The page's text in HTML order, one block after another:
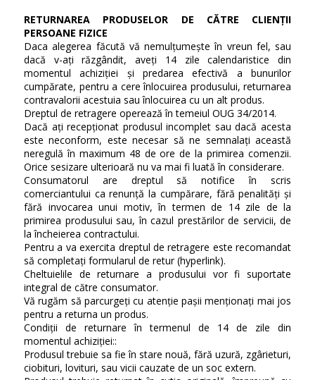
RETURNAREA PRODUSELOR DE CĂTRE CLIENȚII
PERSOANE FIZICE
Daca alegerea făcută vă nemulțumește în vreun fel, sau
dacă v-ați răzgândit, aveți 14 zile calendaristice din
momentul achiziției și predarea efectivă a bunurilor
cumpărate, pentru a cere înlocuirea produsului, returnarea
contravalorii acestuia sau înlocuirea cu un alt produs.
Dreptul de retragere operează în temeiul OUG 34/2014.
Dacă ați recepționat produsul incomplet sau dacă acesta
este neconform, este necesar să ne semnalați această
neregulă în maximum 48 de ore de la primirea comenzii.
Orice sesizare ulterioară nu va mai fi luată în considerare.
Consumatorul are dreptul să notifice în scris
comerciantului ca renunță la cumpărare, fără penalități și
fără invocarea unui motiv, în termen de 14 zile de la
primirea produsului sau, în cazul prestărilor de servicii, de
la încheierea contractului.
Pentru a va exercita dreptul de retragere este recomandat
să completați formularul de retur (hyperlink).
Cheltuielile de returnare a produsului vor fi suportate
integral de către consumator.
Vă rugăm să parcurgeți cu atenție pașii menționați mai jos
pentru a returna un produs.
Condiții de returnare în termenul de 14 de zile din
momentul achiziției::
Produsul trebuie sa fie în stare nouă, fără uzură, zgârieturi,
ciobituri, lovituri, sau vicii cauzate de un soc extern.